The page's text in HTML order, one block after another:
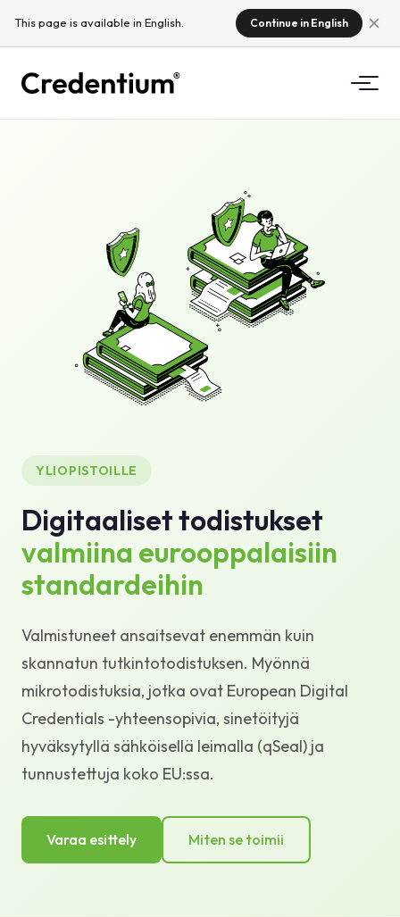
This page is available in English. Continue in English
Miksi Credentium
Tietoa CloudTeamista
Koulutusyrityksille
Tapahtumayrityksille
Mitä ovat mikrotodistukset?
Säädökset
Standardit ja integraatiot
Tuki
YLIOPISTOILLE
Digitaaliset todistukset
valmiina eurooppalaisiin
standardeihin
Valmistuneet ansaitsevat enemmän kuin
skannatun tutkintotodistuksen. Myönnä
mikrotodistuksia, jotka ovat European Digital
Credentials -yhteensopivia, sinetöityjä
hyväksytyllä sähköisellä leimalla (qSeal) ja
tunnustettuja koko EU:ssa.
Varaa esittely Miten se toimii